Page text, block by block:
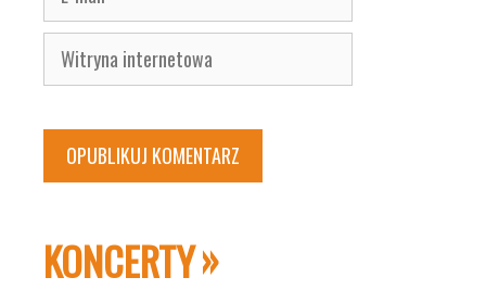
mail
Witryna
internetowa
KONCERTY